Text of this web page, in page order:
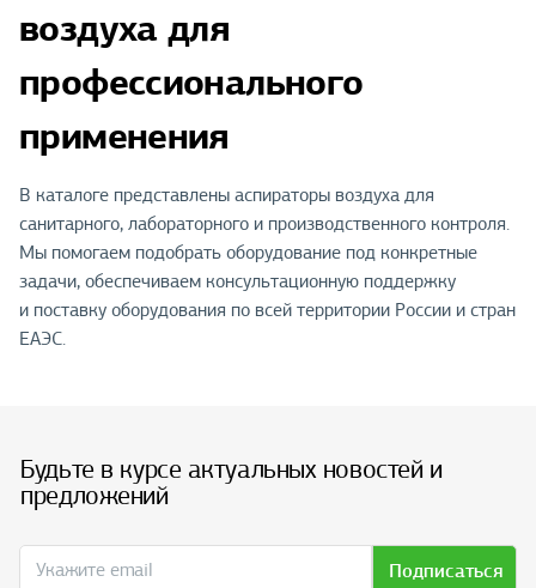
воздуха для
профессионального
применения
В каталоге представлены аспираторы воздуха для
санитарного, лабораторного и производственного контроля.
Мы помогаем подобрать оборудование под конкретные
задачи, обеспечиваем консультационную поддержку
и поставку оборудования по всей территории России и стран
ЕАЭС.
Будьте в курсе актуальных новостей и
предложений
Подписаться